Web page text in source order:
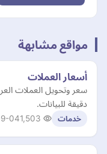
مواقع مشابهة
أسعار العملات
دقيقة للبيانات.
خدمات 04